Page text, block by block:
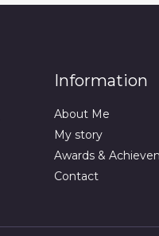
Information
About Me
My story
Awards &
Contact